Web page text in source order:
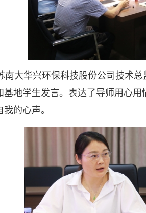
大华兴环保科技股份公司技术总
基地学生发言。表达了导师用心
的心声。